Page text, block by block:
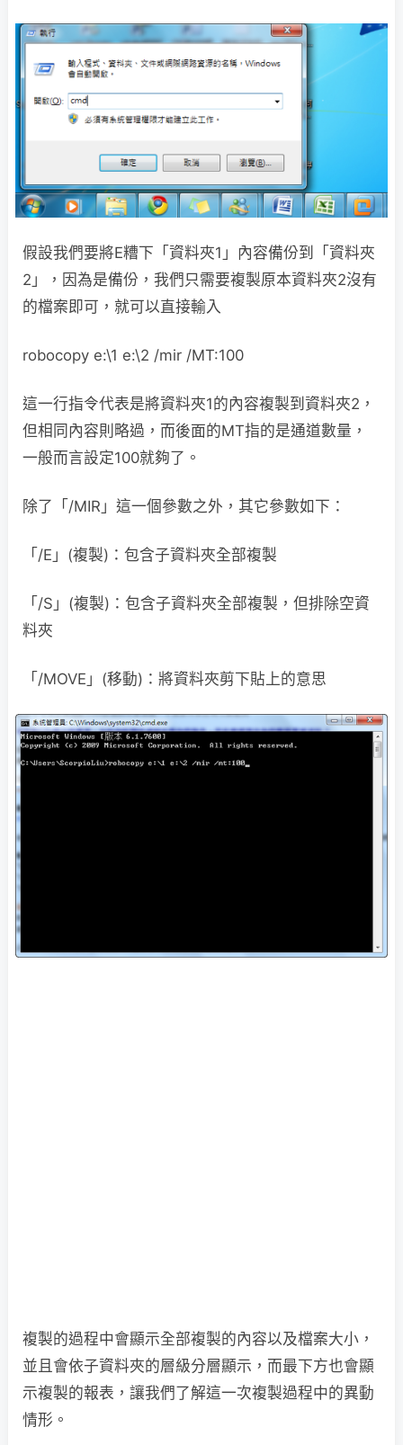
假設我們要將E糟下「資料夾1」內容備份到「資料夾
2」，因為是備份，我們只需要複製原本資料夾2沒有
的檔案即可，就可以直接輸入
robocopy e:\1 e:\2 /mir /MT:100
這一行指令代表是將資料夾1的內容複製到資料夾2，
但相同內容則略過，而後面的MT指的是通道數量，
一般而言設定100就夠了。
除了「/MIR」這一個參數之外，其它參數如下：
「/E」(複製)：包含子資料夾全部複製
「/S」(複製)：包含子資料夾全部複製，但排除空資
料夾
「/MOVE」(移動)：將資料夾剪下貼上的意思
複製的過程中會顯示全部複製的內容以及檔案大小，
並且會依子資料夾的層級分層顯示，而最下方也會顯
示複製的報表，讓我們了解這一次複製過程中的異動
情形。